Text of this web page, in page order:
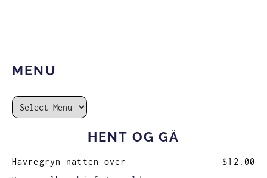
MENU
HENT OG GÅ
Havregryn natten over $12.00